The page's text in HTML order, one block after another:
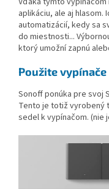
aplikáciu, ale aj hlasom.
automatizácií, kedy sa
do miestnosti...
ktorý umožní zapnú
Použite
Sonoff ponúka pre svoj
Tento je totiž vyrobený
sedel k vypínačom. (nie